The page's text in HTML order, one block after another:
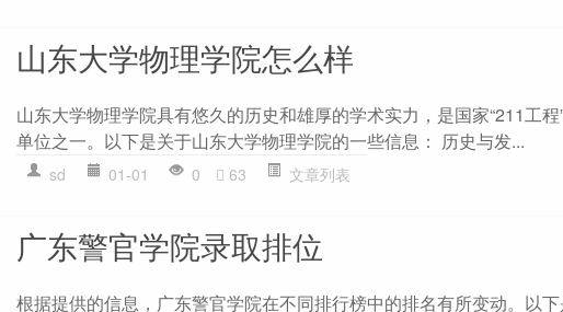
山东大学物理学院怎么样
山东大学物理学院具有悠久的历史和雄厚的学术实力，是国家“211工程
单位之一。以下是关于山东大学物理学院的一些信息： 历史与发...
sd 01-01 0 63 文章列表
广东警官学院录取排位
根据提供的信息，广东警官学院在不同排行榜中的排名有所变动。以